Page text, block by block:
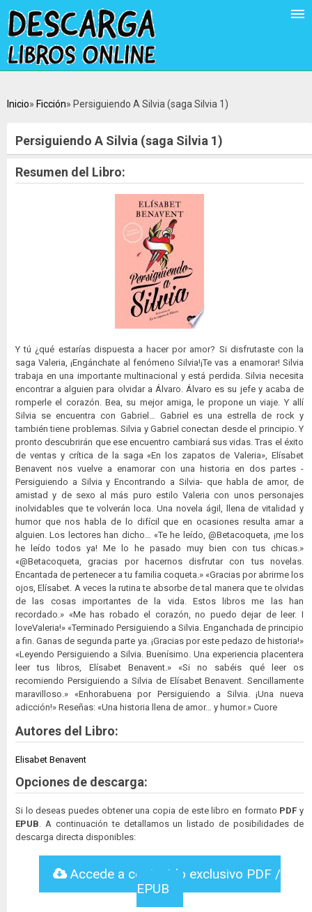
Inicio Ficción Persiguiendo A Silvia (saga Silvia 1)
Persiguiendo A Silvia (saga Silvia 1)
Resumen del Libro:
Y tú ¿qué estarías dispuesta a hacer por amor? Si disfrutaste con la
saga Valeria, ¡Engánchate al fenómeno Silvia!¡Te vas a enamorar! Silvia
trabaja en una importante multinacional y está perdida. Silvia necesita
encontrar a alguien para olvidar a Álvaro. Álvaro es su jefe y acaba de
romperle el corazón. Bea, su mejor amiga, le propone un viaje. Y allí
Silvia se encuentra con Gabriel… Gabriel es una estrella de rock y
también tiene problemas. Silvia y Gabriel conectan desde el principio. Y
pronto descubrirán que ese encuentro cambiará sus vidas. Tras el éxito
de ventas y crítica de la saga «En los zapatos de Valeria», Elísabet
Benavent nos vuelve a enamorar con una historia en dos partes -
Persiguiendo a Silvia y Encontrando a Silvia- que habla de amor, de
amistad y de sexo al más puro estilo Valeria con unos personajes
inolvidables que te volverán loca. Una novela ágil, llena de vitalidad y
humor que nos habla de lo difícil que en ocasiones resulta amar a
alguien. Los lectores han dicho… «Te he leído, @Betacoqueta, ¡me los
he leído todos ya! Me lo he pasado muy bien con tus chicas.»
«@Betacoqueta, gracias por hacernos disfrutar con tus novelas.
Encantada de pertenecer a tu familia coqueta.» «Gracias por abrirme los
ojos, Elísabet. A veces la rutina te absorbe de tal manera que te olvidas
de las cosas importantes de la vida. Estos libros me las han
recordado.» «Me has robado el corazón, no puedo dejar de leer. I
loveValeria!» «Terminado Persiguiendo a Silvia. Enganchada de principio
a fin. Ganas de segunda parte ya. ¡Gracias por este pedazo de historia!»
«Leyendo Persiguiendo a Silvia. Buenísimo. Una experiencia placentera
leer tus libros, Elísabet Benavent.» «Si no sabéis qué leer os
recomiendo Persiguiendo a Silvia de Elísabet Benavent. Sencillamente
maravilloso.» «Enhorabuena por Persiguiendo a Silvia. ¡Una nueva
adicción!» Reseñas: «Una historia llena de amor… y humor.» Cuore
Autores del Libro:
Elisabet Benavent
Opciones de descarga:
Si lo deseas puedes obtener una copia de este libro en formato PDF y
EPUB . A continuación te detallamos un listado de posibilidades de
descarga directa disponibles:
Accede a contenido exclusivo PDF /
EPUB